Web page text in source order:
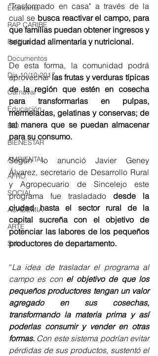
Economía
RAP CARIBE
Política
Documentos
Día 10/10 2017
Carnaval
Educación
BID
BIENESTAR
AMBIENTAL
AFRO
SOCIAL
ACADEMIA
ARTE
Salud
"Trasformado en casa" a través de la
cual se busca reactivar el campo, para
que familias puedan obtener ingresos y
seguridad alimentaria y nutricional.
De esta forma, la comunidad podrá
aprovechar las frutas y verduras típicas
de la región que estén en cosecha
para transformarlas en pulpas,
mermeladas, gelatinas y conservas; de
tal manera que se puedan almacenar
para su consumo.
Según lo anunció Javier Geney
Álvarez, secretario de Desarrollo Rural
y Agropecuario de Sincelejo este
programa fue trasladado desde la
ciudad hasta el sector rural de la
capital sucreña con el objetivo de
potenciar las labores de los pequeños
productores de departamento.
“La idea de trasladar el programa al
campo es con el objetivo de que los
pequeños productores tengan un valor
agregado en sus cosechas,
transformando la materia prima y así
poderlas consumir y vender en otras
formas. Con este sistema podrían evitar
pérdidas de sus productos, sustentó el